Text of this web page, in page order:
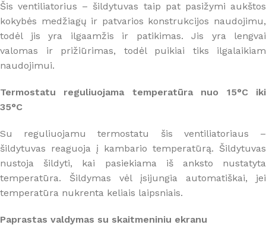
Šis ventiliatorius – šildytuvas taip pat pasižymi aukštos
kokybės medžiagų ir patvarios konstrukcijos naudojimu,
todėl jis yra ilgaamžis ir patikimas. Jis yra lengvai
valomas ir prižiūrimas, todėl puikiai tiks ilgalaikiam
naudojimui.
Termostatu reguliuojama temperatūra nuo 15°C iki
35°C
Su reguliuojamu termostatu šis ventiliatoriaus –
šildytuvas reaguoja į kambario temperatūrą. Šildytuvas
nustoja šildyti, kai pasiekiama iš anksto nustatyta
temperatūra. Šildymas vėl įsijungia automatiškai, jei
temperatūra nukrenta keliais laipsniais.
Paprastas valdymas su skaitmeniniu ekranu